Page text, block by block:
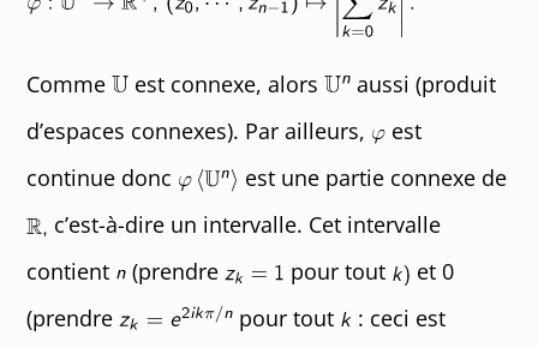
Comme est connexe, alors
aussi (produit
d’espaces connexes). Par ailleurs,
est
continue donc
est une partie connexe de
c’est-à-dire un intervalle. Cet intervalle
contient
(prendre pour tout
et 0
(prendre
pour tout : ceci est